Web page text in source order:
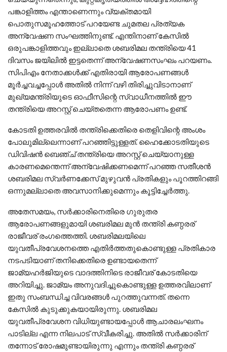
പങ്കാളിത്തം എന്താണെന്നും വ്യക്തമായി
പൊതുസമൂഹത്തോട് പറയേണ്ട ചുമതല പ്രത്യക
അന്വേഷണ സംഘത്തിനുണ്ട്. എന്തിനാണ് കേസില്‍
ഒരുപങ്കാളിത്തവും ഇല്ലാതെ ശബരിമല തന്ത്രിയെ 41
ദിവസം ജയിലില്‍ ഇട്ടതെന്ന് അന്വേഷണസംഘം പറയണം.
സിപിഎം നേതാക്കള്‍ക്ക് എതിരായി ആരോപണങ്ങള്‍
മൂര്‍ച്ചവച്ചപ്പോള്‍ അതില്‍ നിന്ന് വഴി തിരിച്ചുവിടാനാണ്
മുഖ്യമന്ത്രിയുടെ ഓഫീസിന്റെ സ്വാധീനത്തില്‍ ഈ
തന്ത്രിയെ അറസ്റ്റ് ചെയ്തതെന്ന ആരോപണം ഉണ്ട്.
കോടതി ഉത്തരവില്‍ തന്ത്രിക്കെതിരെ തെളിവിന്റെ അംശം
പോലുമില്ലെന്നാണ് പറഞ്ഞിട്ടുള്ളത്. ഹൈക്കോടതിയുടെ
ഡിവിഷന്‍ ബെഞ്ച് തന്ത്രിയെ അറസ്റ്റ് ചെയ്യാനുള്ള
കാരണമെന്തെന്ന് അന്വേഷിക്കണമെന്ന് പറഞ്ഞ സതീശന്‍
ശബരിമല സ്വര്‍ണക്കേസ് മുഴുവന്‍ പ്രതികളും പൂറത്തിറങ്ങി
ഒന്നുമല്ലാതെ അവസാനിക്കുമെന്നും കൂട്ടിച്ചേര്‍ത്തു.
അതേസമയം, സര്‍ക്കാരിനെതിരെ ഗുരുതര
ആരോപണങ്ങളുമായി ശബരിമല മുന്‍ തന്ത്രി കണ്ഠരര്
രാജീവര് രംഗത്തെത്തി. ശബരിമലയിലെ
യുവതീപ്രവേശനത്തെ എതിര്‍ത്തതുകൊണ്ടുള്ള പ്രതികാര
നടപടിയാണ് തനിക്കെതിരെ ഉണ്ടായതെന്ന്
ജാമ്യഹര്‍ജിയുടെ വാദത്തിനിടെ രാജീവര് കോടതിയെ
അറിയിച്ചു. ജാമ്യം അനുവദിച്ചുകൊണ്ടുള്ള ഉത്തരവിലാണ്
ഇതു സംബന്ധിച്ച വിവരങ്ങള്‍ പുറത്തുവന്നത്. തന്നെ
കേസില്‍ കുടുക്കുകയായിരുന്നു. ശബരിമല
യുവതീപ്രവേശന വിധിയുണ്ടായപ്പോള്‍ ആചാരലംഘനം
പാടില്ല എന്ന നിലപാട് സ്വീകരിച്ചു. അതില്‍ സര്‍ക്കാരിന്
തന്നോട് രോഷമുണ്ടായിരുന്നു എന്നും തന്ത്രി കണ്ഠരര്